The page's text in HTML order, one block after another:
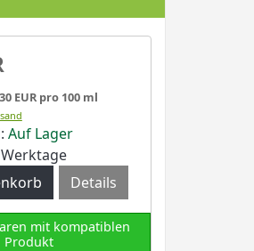
EUR pro 100 ml
Auf Lager
Details
mit kompatiblen
Produkt